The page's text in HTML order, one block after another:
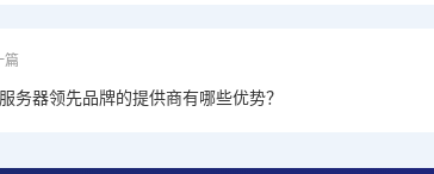
篇
务器领先品牌的提供商有哪些优势？